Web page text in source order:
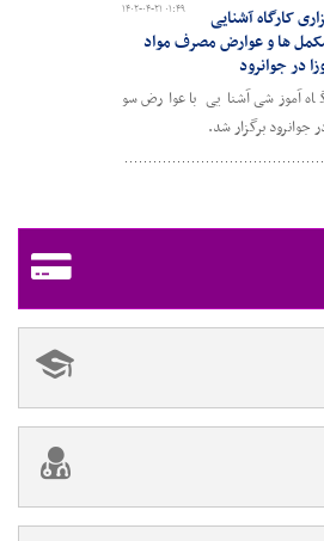
۱۴۰۲-۰۴-۲۱ ۰۱:۴۹
کارگاه آشنایی
ها و عوارض مصرف مواد
در جوانرود
آموزشی آشنایی با عوارض سو
برگزار شد.